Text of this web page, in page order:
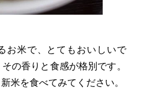
お米で、とてもおいしいで
の香りと食感が格別です。
米を食べてみてください。